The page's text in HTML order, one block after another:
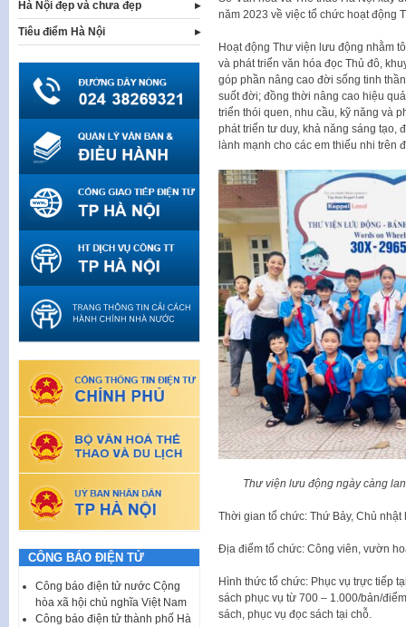
năm 2023 về việc tổ chức hoạt động
Hoạt động Thư viện lưu động nhằm
và phát triển văn hóa đọc Thủ đô,
góp phần nâng cao đời sống tinh
suốt đời; đồng thời nâng cao hiệu
triển thói quen, nhu cầu, kỹ năng và
phát triển tư duy, khả năng sáng tạo,
lành mạnh cho các em thiếu nhi trên
Thư viện lưu động ngày càng
Thời gian tổ chức: Thứ Bảy, Chủ
Địa điểm tổ chức: Công viên, vườn
Hình thức tổ chức: Phục vụ trực tiếp
sách phục vụ từ 700 – 1.000/bản/
sách, phục vụ đọc sách tại chỗ.
Hà Nội đẹp và chưa đẹp
Tiêu điểm Hà Nội
CÔNG BÁO ĐIỆN TỬ
Công báo điện tử nước Cộng
hòa xã hội chủ nghĩa Việt Nam
Công báo điện tử thành phố Hà